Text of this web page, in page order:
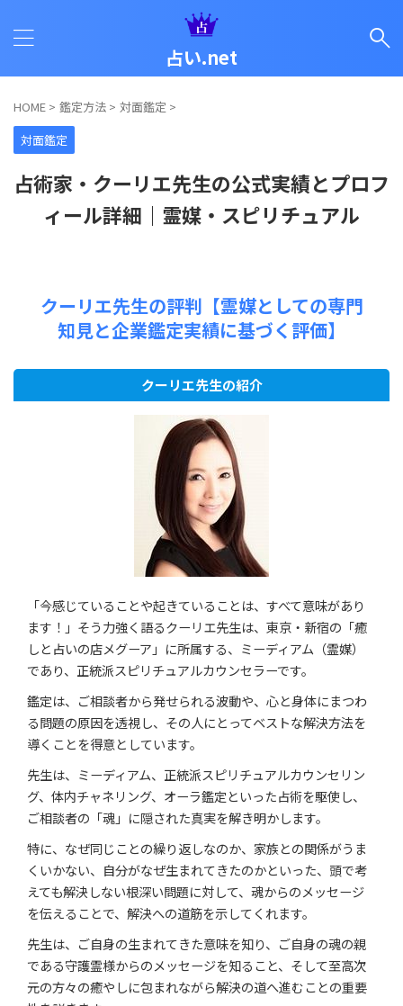
占い.net
HOME > 鑑定方法 > 対面鑑定 >
対面鑑定
占術家・クーリエ先生の公式実績とプロフ
ィール詳細｜霊媒・スピリチュアル
クーリエ先生の評判【霊媒としての専門
知見と企業鑑定実績に基づく評価】
クーリエ先生の紹介
「今感じていることや起きていることは、すべて意味があり
ます！」そう力強く語るクーリエ先生は、東京・新宿の「癒
しと占いの店メグーア」に所属する、ミーディアム（霊媒）
であり、正統派スピリチュアルカウンセラーです。
鑑定は、ご相談者から発せられる波動や、心と身体にまつわ
る問題の原因を透視し、その人にとってベストな解決方法を
導くことを得意としています。
先生は、ミーディアム、正統派スピリチュアルカウンセリン
グ、体内チャネリング、オーラ鑑定といった占術を駆使し、
ご相談者の「魂」に隠された真実を解き明かします。
特に、なぜ同じことの繰り返しなのか、家族との関係がうま
くいかない、自分がなぜ生まれてきたのかといった、頭で考
えても解決しない根深い問題に対して、魂からのメッセージ
を伝えることで、解決への道筋を示してくれます。
先生は、ご自身の生まれてきた意味を知り、ご自身の魂の親
である守護霊様からのメッセージを知ること、そして至高次
元の方々の癒やしに包まれながら解決の道へ進むことの重要